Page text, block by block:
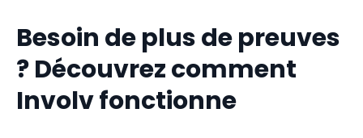
Besoin de plus de preuves
? Découvrez comment
Involv fonctionne